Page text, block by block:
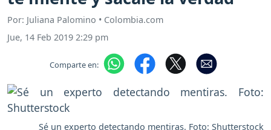
Por: Juliana Palomino • Colombia.com
Jue, 14 Feb 2019 2:29 pm
Comparte en:
Sé un experto detectando mentiras. Foto: Shutterstock